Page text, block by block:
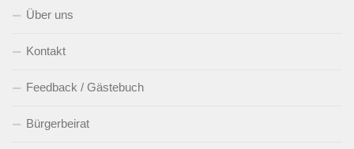
Über uns
Kontakt
Feedback / Gästebuch
Bürgerbeirat